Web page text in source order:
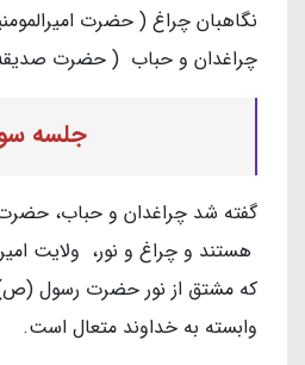
نگاهبان چراغ ( حضرت
چراغدان و حباب ( حضرت صديقه
جلسه
گفته شد چراغدان و حباب، حضرت
هستند و چراغ و نور، ولايت
كه مشتق از نور حضرت رسول
وابسته به خداوند متعال است.